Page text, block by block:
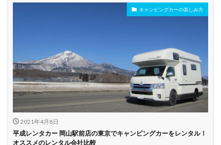
駅配車あり 多言語対応 年末年始営業
配車サービスあり
マイカー預かりあ
り
カード支払い可
ビジネス利用 カップル向き ファミリー向き
キャンピングカーの楽しみ方
2021年4月8日
平成レンタカー 岡山駅前店の東京でキャンピングカーをレンタル！
オススメのレンタル会社比較